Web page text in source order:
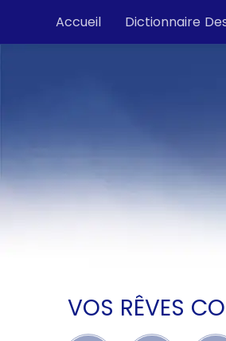
Accueil Dictionnaire
VOS RÊVES